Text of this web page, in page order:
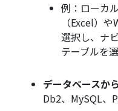
例：ローカ
（Excel）
選択し、ナ
テーブルを選
データベースか
Db2、MySQL、